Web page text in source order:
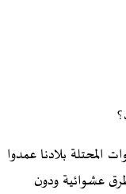
بلادنا عمدوا
عشوائية ودون